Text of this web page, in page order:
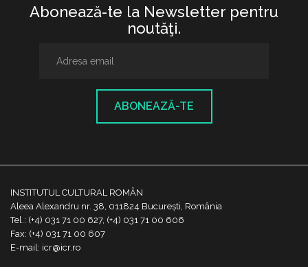
Abonează-te la Newsletter pentru
noutăţi.
ABONEAZĂ-TE
INSTITUTUL CULTURAL ROMÂN
Aleea Alexandru nr. 38, 011824 București, România
Tel.: (+4) 031 71 00 627, (+4) 031 71 00 606
Fax: (+4) 031 71 00 607
E-mail: icr@icr.ro